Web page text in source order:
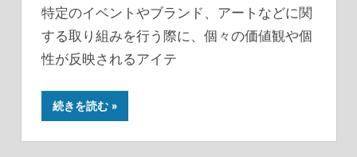
特定のイベントやブランド、アートなどに関
する取り組みを行う際に、個々の価値観や個
性が反映されるアイテ
続きを読む